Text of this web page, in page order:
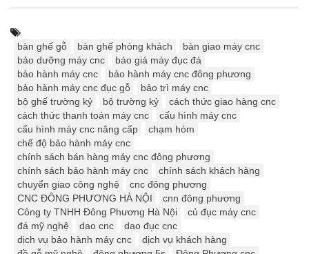
bàn ghế gỗ bàn ghế phòng khách
bàn giao máy cnc
bảo dưỡng máy cnc
báo giá máy đục đá
bảo hành máy cnc
bảo hành máy cnc đông phương
bảo hành máy cnc đục gỗ
bảo trì máy cnc
bộ ghế trường kỷ
bộ trường kỷ
cách thức giao hàng cnc
cách thức thanh toán máy cnc
cấu hình máy cnc
cấu hình máy cnc nâng cấp
chạm hòm
chế độ bảo hành máy cnc
chính sách bán hàng máy cnc đông phương
chính sách bảo hành máy cnc
chính sách khách hàng
chuyển giao công nghệ
cnc đông phương
CNC ĐÔNG PHƯƠNG HÀ NỘI
cnn đông phương
Công ty TNHH Đông Phương Hà Nội
củ đục máy cnc
đá mỹ nghệ
dao cnc
dao đục cnc
dịch vụ bảo hành máy cnc
dịch vụ khách hàng